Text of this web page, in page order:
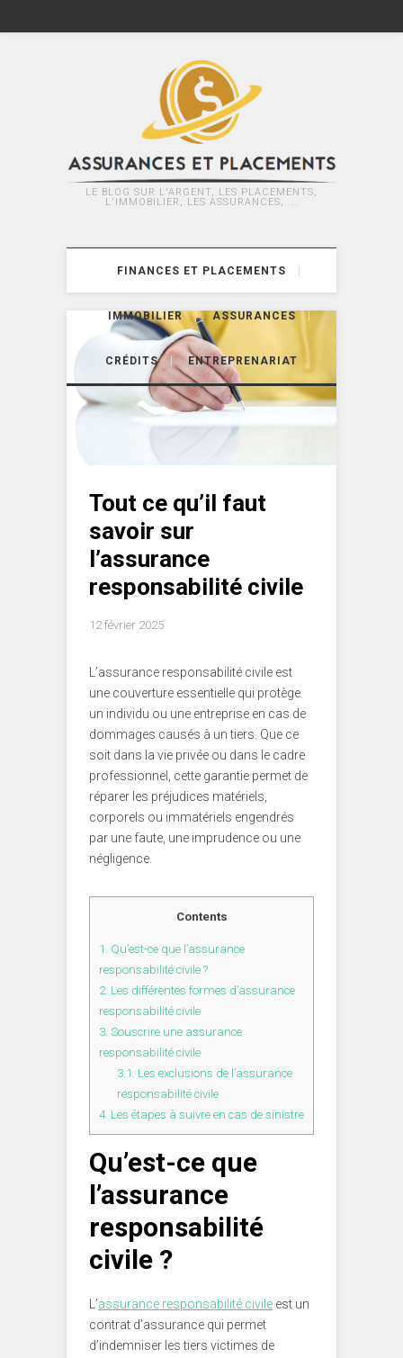
LE BLOG SUR L'ARGENT, LES PLACEMENTS,
L'IMMOBILIER, LES ASSURANCES, ...
FINANCES ET PLACEMENTS
IMMOBILIER ASSURANCES
CRÉDITS ENTREPRENARIAT
Tout ce qu’il faut
savoir sur
l’assurance
responsabilité civile
12 février 2025
L’assurance responsabilité civile est
une couverture essentielle qui protège
un individu ou une entreprise en cas de
dommages causés à un tiers. Que ce
soit dans la vie privée ou dans le cadre
professionnel, cette garantie permet de
réparer les préjudices matériels,
corporels ou immatériels engendrés
par une faute, une imprudence ou une
négligence.
Contents
1. Qu’est-ce que l’assurance
responsabilité civile ?
2. Les différentes formes d’assurance
responsabilité civile
3. Souscrire une assurance
responsabilité civile
3.1. Les exclusions de l’assurance
responsabilité civile
4. Les étapes à suivre en cas de sinistre
Qu’est-ce que
l’assurance
responsabilité
civile ?
L’assurance responsabilité civile est un
contrat d’assurance qui permet
d’indemniser les tiers victimes de